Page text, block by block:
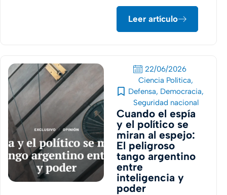
Leer artículo
22/06/2026
Ciencia Política,
Defensa, Democracia,
Seguridad nacional
Cuando el espía
y el político se
miran al espejo:
El peligroso
tango argentino
entre
inteligencia y
poder